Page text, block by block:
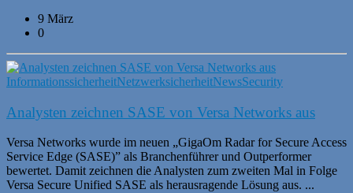
9 März
0
InformationssicherheitNetzwerksicherheitNewsSecurity
Analysten zeichnen SASE von Versa Networks aus
Versa Networks wurde im neuen „GigaOm Radar for Secure Access
Service Edge (SASE)” als Branchenführer und Outperformer
bewertet. Damit zeichnen die Analysten zum zweiten Mal in Folge
Versa Secure Unified SASE als herausragende Lösung aus. ...